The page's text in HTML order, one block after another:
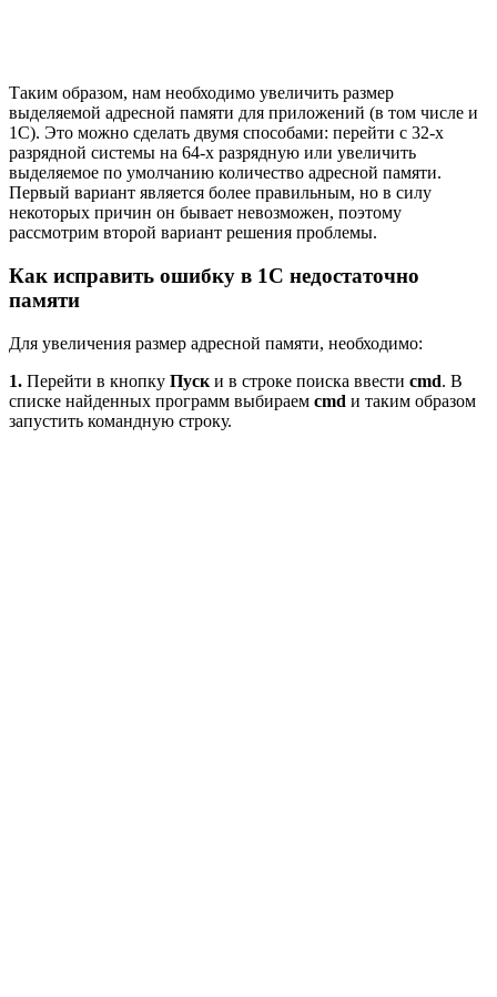
Таким образом, нам необходимо увеличить размер
выделяемой адресной памяти для приложений (в том числе и
1С). Это можно сделать двумя способами: перейти с 32-х
разрядной системы на 64-х разрядную или увеличить
выделяемое по умолчанию количество адресной памяти.
Первый вариант является более правильным, но в силу
некоторых причин он бывает невозможен, поэтому
рассмотрим второй вариант решения проблемы.
Как исправить ошибку в 1С недостаточно
памяти
Для увеличения размер адресной памяти, необходимо:
1. Перейти в кнопку Пуск и в строке поиска ввести cmd. В
списке найденных программ выбираем cmd и таким образом
запустить командную строку.